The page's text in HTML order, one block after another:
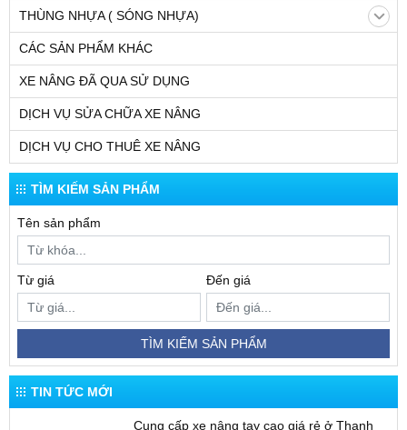
THÙNG NHỰA ( SÓNG NHỰA)
CÁC SẢN PHẨM KHÁC
XE NÂNG ĐÃ QUA SỬ DỤNG
DỊCH VỤ SỬA CHỮA XE NÂNG
DỊCH VỤ CHO THUÊ XE NÂNG
TÌM KIẾM SẢN PHẨM
Tên sản phẩm
Từ giá Đến giá
TÌM KIẾM SẢN PHẨM
TIN TỨC MỚI
Cung cấp xe nâng tay cao giá rẻ ở Thanh